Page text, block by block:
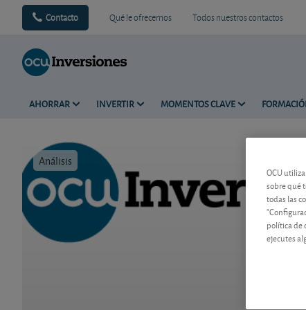
Contacto Qué le ofrecemos Todos nuestros contactos
AHORRAR INVERTIR MOMENTOS CLAVE
Análisis
OCU
sobre qué
todas las
política de
ejecutes